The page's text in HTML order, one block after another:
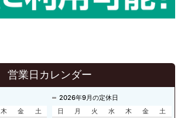
営業日カレンダー
木 金
土
2026年9月の定休日
日
月 火 水 木 金
土